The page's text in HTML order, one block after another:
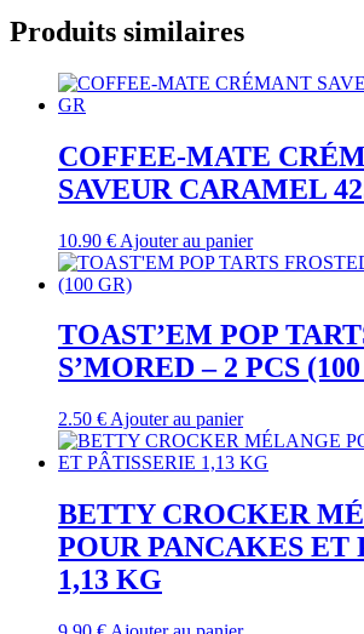
Produits similaires
COFFEE-MATE
SAVEUR CARAMEL
10.90 € Ajouter au panier
TOAST’EM POP
S’MORED – 2 PCS
2.50 € Ajouter au panier
BETTY CROCKER
POUR PANCAKES ET
1,13 KG